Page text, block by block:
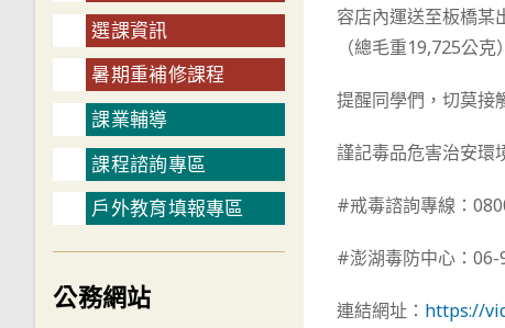
容店內運送至板橋某
（總毛重19,725公
提醒同學們，切莫接
謹記毒品危害治安環
#戒毒諮詢專線：
#澎湖毒防中心：06-
連結網址： https://
選課資訊
暑期重補修課程
課業輔導
課程諮詢專區
戶外教育填報專區
公務網站